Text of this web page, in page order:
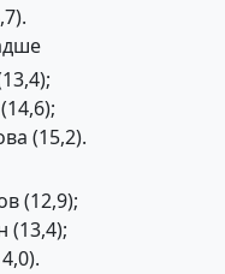
(15,2).
(12,9);
(13,4);